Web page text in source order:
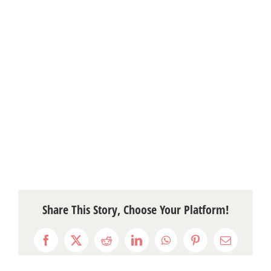
Share This Story, Choose Your Platform!
Facebook
X RedditLinkedInWhatsAppPinterestEmail